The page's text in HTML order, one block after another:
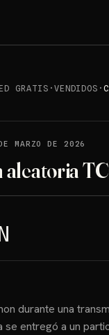
GRATIS · VENDIDOS ·
MARZO DE 2026
durante una
se entregó a un